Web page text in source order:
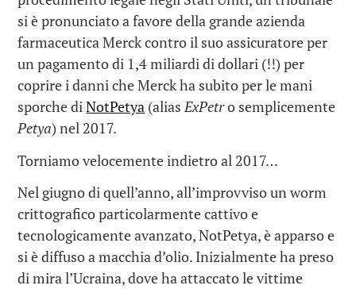
si è pronunciato a favore della grande azienda
farmaceutica Merck contro il suo assicuratore per
un pagamento di 1,4 miliardi di dollari (!!) per
coprire i danni che Merck ha subito per le mani
sporche diNotPetya (aliasExPetro semplicemente
Petya) nel 2017.
Torniamo velocemente indietro al 2017…
Nel giugno di quell’anno, all’improvviso un worm
crittografico particolarmente cattivo e
tecnologicamente avanzato, NotPetya, è apparso e
si è diffuso a macchia d’olio. Inizialmente ha preso
di mira l’Ucraina, dove ha attaccato le vittime